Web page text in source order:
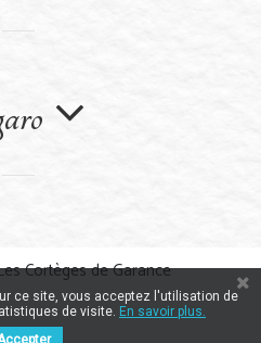
Cortèges de Garance
ce site, vous acceptez l'utilisation de
de visite. En savoir plus.